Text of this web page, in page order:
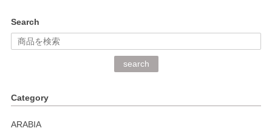
深さや大きさがとてもちょうど良く、手に馴染み、洗いやす
く、他の柄も何枚かこちらで買い、毎食時に使用していま
く交換して下さいました。
Search
search
Category
ARABIA